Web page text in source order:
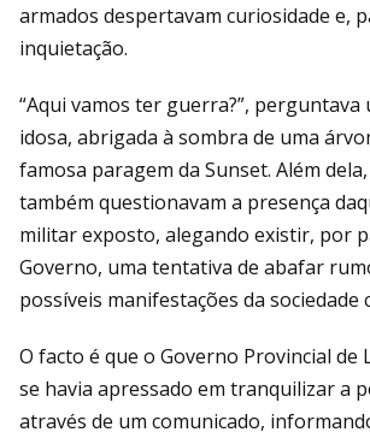
armados despertavam curiosidade e,
inquietação.
“Aqui vamos ter guerra?”, perguntava
idosa, abrigada à sombra de uma
famosa paragem da Sunset. Além
também questionavam a presença
militar exposto, alegando existir, por
Governo, uma tentativa de abafar
possíveis manifestações da sociedade
O facto é que o Governo Provincial de
se havia apressado em tranquilizar a
através de um comunicado,